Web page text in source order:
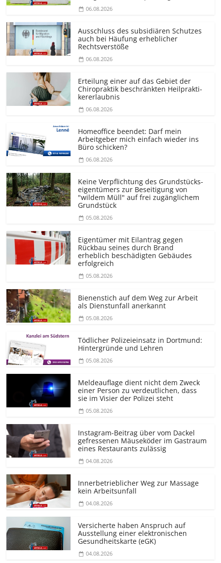
06.08.2026
Ausschluss des subsidiären Schutzes
auch bei Häufung erheblicher
Rechtsverstöße
06.08.2026
Erteilung einer auf das Gebiet der
Chiropraktik beschränkten Heilprakti­
kererlaubnis
06.08.2026
Homeoffice beendet: Darf mein
Arbeitgeber mich einfach wieder ins
Büro schicken?
06.08.2026
Keine Verpflichtung des Grundstücks­
eigentümers zur Beseitigung von
"wildem Müll" auf frei zugänglichem
Grundstück
05.08.2026
Eigentümer mit Eilantrag gegen
Rückbau seines durch Brand
erheblich beschädigten Gebäudes
erfolgreich
05.08.2026
Bienenstich auf dem Weg zur Arbeit
als Dienstunfall anerkannt
05.08.2026
Tödlicher Polizeieinsatz in Dortmund:
Hintergründe und Lehren
05.08.2026
Meldeauflage dient nicht dem Zweck
einer Person zu verdeutlichen, dass
sie im Visier der Polizei steht
05.08.2026
Instagram-Beitrag über vom Dackel
gefressenen Mäuseköder im Gastraum
eines Restaurants zulässig
04.08.2026
Innerbetrieblicher Weg zur Massage
kein Arbeitsunfall
04.08.2026
Versicherte haben Anspruch auf
Ausstellung einer elektronischen
Gesundheitskarte (eGK)
04.08.2026